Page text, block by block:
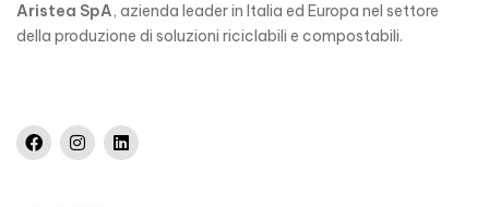
Aristea SpA, azienda leader in Italia ed Europa nel settore
della produzione di soluzioni riciclabili e compostabili.